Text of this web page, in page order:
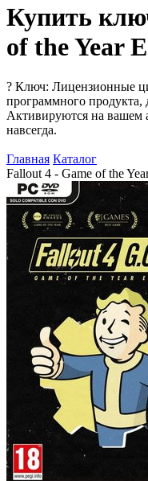
Купить
of the Year
? Ключ: Лицензионные
программного продукта,
Активируются на вашем
навсегда.
Главная Каталог
Fallout 4 - Game of the